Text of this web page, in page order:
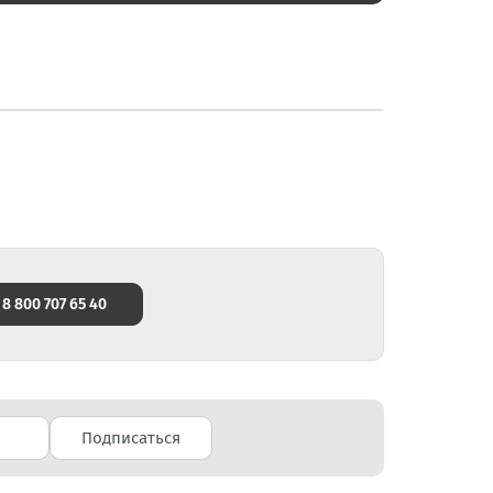
8 800 707 65 40
Подписаться